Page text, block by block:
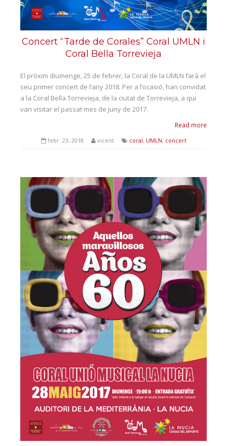
Concert “Tarde de Corales” Coral UMLN i
Coral Bella Torrevieja
El pròxim diumenge, 25 de febrer, la Coral de la UMLN farà el
seu primer concert de l’any 2018. Per a l’ocasió, han convidat
a la Coral Bella Torrevieja, de la ciutat de Torrevieja, a qui
van visitar el passat mes de juny de 2017.
Read more
febr. 23, 2018 vicent coral, UMLN, concert